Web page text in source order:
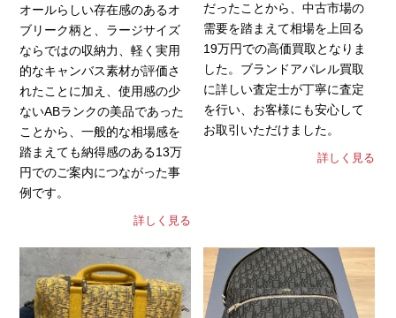
オールらしい存在感のあるオ
ブリーク柄と、ラージサイズ
ならではの収納力、軽く実用
的なキャンバス素材が評価さ
れたことに加え、使用感の少
ないABランクの美品であった
ことから、一般的な相場感を
踏まえても納得感のある13万
円でのご案内につながった事
例です。
詳しく見る
だったことから、中古市場の
需要を踏まえて相場を上回る
19万円での高価買取となりま
した。ブランドアパレル買取
に詳しい査定士が丁寧に査定
を行い、お客様にも安心して
お取引いただけました。
詳しく見る